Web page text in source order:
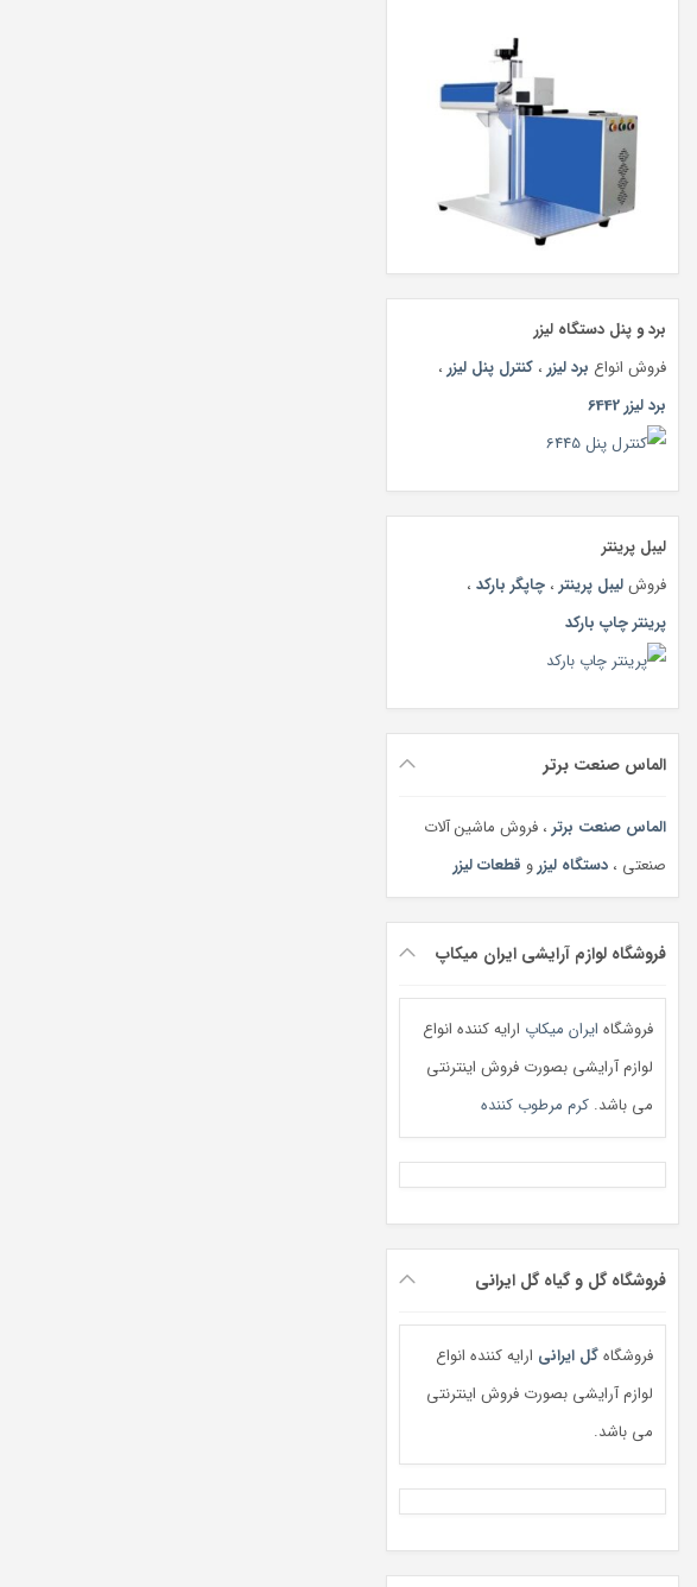
برد و پنل دستگاه لیزر
فروش انواع برد لیزر ، کنترل پنل لیزر ،
برد لیزر 6442
لیبل پرینتر
فروشلیبل پرینتر ، چاپگر بارکد ،
پرینتر چاپ بارکد
الماس صنعت برتر
الماس صنعت برتر ، فروش ماشین آلات
صنعتی ، دستگاه لیزرو قطعات لیزر
فروشگاه لوازم آرایشی ایران میکاپ
فروشگاه ایران میکاپ ارایه کننده انواع
لوازم آرایشی بصورت فروش اینترنتی
می باشد. کرم مرطوب کننده
فروشگاه گل و گیاه گل ایرانی
فروشگاهگل ایرانی ارایه کننده انواع
لوازم آرایشی بصورت فروش اینترنتی
می باشد.